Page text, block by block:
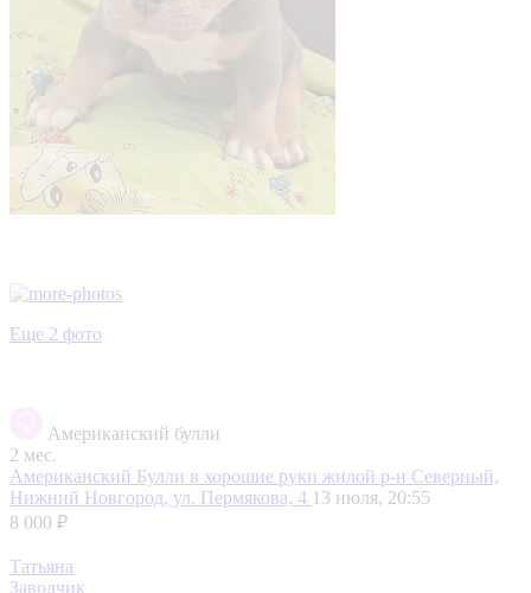
Еще 2 фото
Американский булли
2 мес.
Американский Булли в хорошие руки жилой р-н Северный,
Нижний Новгород, ул. Пермякова, 4 13 июля, 20:55
8 000 ₽
Татьяна
Заводчик